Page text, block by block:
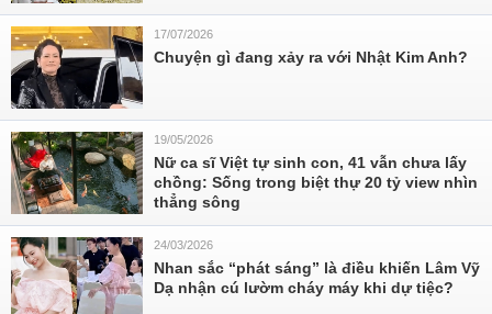
17/07/2026
Chuyện gì đang xảy ra với Nhật Kim Anh?
19/05/2026
Nữ ca sĩ Việt tự sinh con, 41 vẫn chưa lấy
chồng: Sống trong biệt thự 20 tỷ view nhìn
thẳng sông
24/03/2026
Nhan sắc “phát sáng” là điều khiến Lâm Vỹ
Dạ nhận cú lườm cháy máy khi dự tiệc?